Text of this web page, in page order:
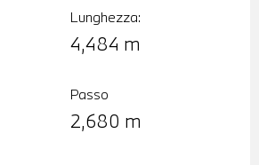
Lunghezza:
4,484 m
Passo
2,680 m